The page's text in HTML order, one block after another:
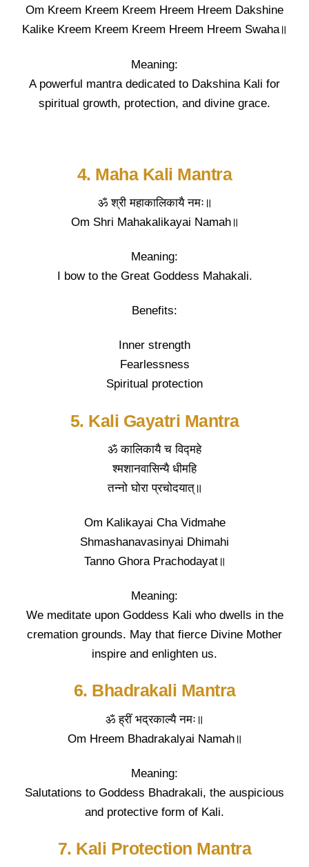
Om Kreem Kreem Kreem Hreem Hreem Dakshine
Kalike Kreem Kreem Kreem Hreem Hreem Swaha॥
Meaning:
A powerful mantra dedicated to Dakshina Kali for
spiritual growth, protection, and divine grace.
4. Maha Kali Mantra
ॐ श्री महाकालिकायै नमः॥
Om Shri Mahakalikayai Namah॥
Meaning:
I bow to the Great Goddess Mahakali.
Benefits:
Inner strength
Fearlessness
Spiritual protection
5. Kali Gayatri Mantra
ॐ कालिकायै च विद्महे
श्मशानवासिन्यै धीमहि
तन्नो घोरा प्रचोदयात्॥
Om Kalikayai Cha Vidmahe
Shmashanavasinyai Dhimahi
Tanno Ghora Prachodayat॥
Meaning:
We meditate upon Goddess Kali who dwells in the
cremation grounds. May that fierce Divine Mother
inspire and enlighten us.
6. Bhadrakali Mantra
ॐ ह्रीं भद्रकाल्यै नमः॥
Om Hreem Bhadrakalyai Namah॥
Meaning:
Salutations to Goddess Bhadrakali, the auspicious
and protective form of Kali.
7. Kali Protection Mantra